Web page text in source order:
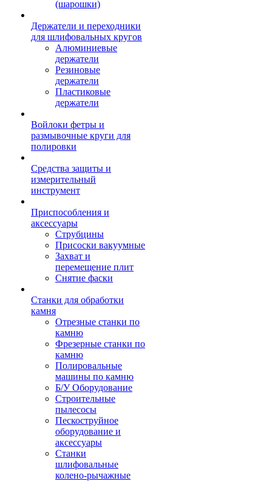
(шарошки)
Держатели и переходники
для шлифовальных кругов
Алюминиевые
держатели
Резиновые
держатели
Пластиковые
держатели
Войлоки фетры и
размывочные круги для
полировки
Средства защиты и
измерительный
инструмент
Приспособления и
аксессуары
Струбцины
Присоски вакуумные
Захват и
перемещение плит
Снятие фаски
Станки для обработки
камня
Отрезные станки по
камню
Фрезерные станки по
камню
Полировальные
машины по камню
Б/У Оборудование
Строительные
пылесосы
Пескоструйное
оборудование и
аксессуары
Станки
шлифовальные
колено-рычажные